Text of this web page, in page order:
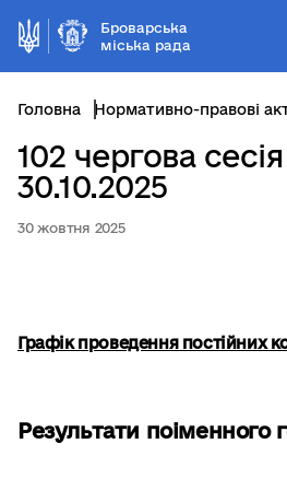
Броварська
міська рада
Головна Нормативно-правові
102 чергова сесія
30.10.2025
30 жовтня 2025
Графік проведення постійних
Результати поіменного